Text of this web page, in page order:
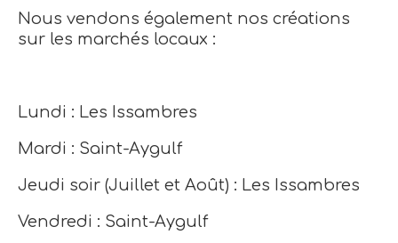
Nous vendons également nos créations
sur les marchés locaux :
Lundi : Les Issambres
Mardi : Saint-Aygulf
Jeudi soir (Juillet et Août) : Les Issambres
Vendredi : Saint-Aygulf